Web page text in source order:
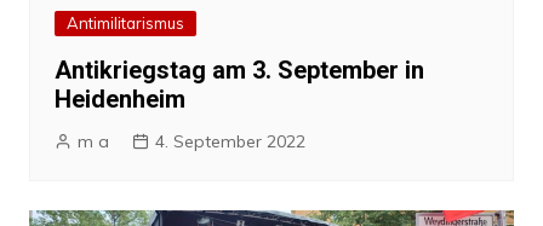
Antimilitarismus
Antikriegstag am 3. September in
Heidenheim
m a 4. September 2022